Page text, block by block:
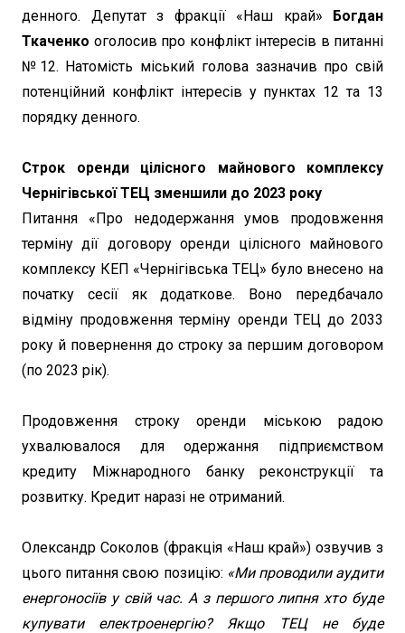
денного. Депутат з фракції «Наш край» Богдан
Ткаченко оголосив про конфлікт інтересів в питанні
№12. Натомість міський голова зазначив про свій
потенційний конфлікт інтересів у пунктах 12 та 13
порядку денного.
Строк оренди цілісного майнового комплексу
Чернігівської ТЕЦ зменшили до 2023 року
Питання «Про недодержання умов продовження
терміну дії договору оренди цілісного майнового
комплексу КЕП «Чернігівська ТЕЦ» було внесено на
початку сесії як додаткове. Воно передбачало
відміну продовження терміну оренди ТЕЦ до 2033
року й повернення до строку за першим договором
(по 2023 рік).
Продовження строку оренди міською радою
ухвалювалося для одержання підприємством
кредиту Міжнародного банку реконструкції та
розвитку. Кредит наразі не отриманий.
Олександр Соколов (фракція «Наш край») озвучив з
цього питання свою позицію: «Ми проводили аудити
енергоносіїв у свій час. А з першого липня хто буде
купувати електроенергію? Якщо ТЕЦ не буде